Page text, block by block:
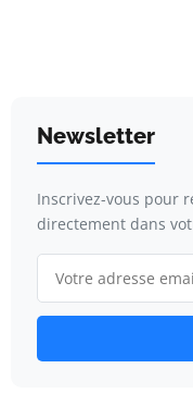
Newsletter
Inscrivez-vous pour
directement dans